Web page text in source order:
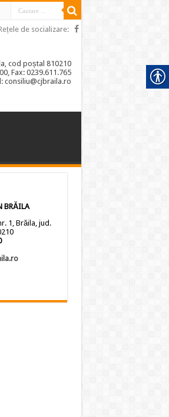
de socializare:
cod poștal 810210
Fax: 0239.611.765
consiliu@cjbraila.ro
BRĂILA
1, Brăila, jud.